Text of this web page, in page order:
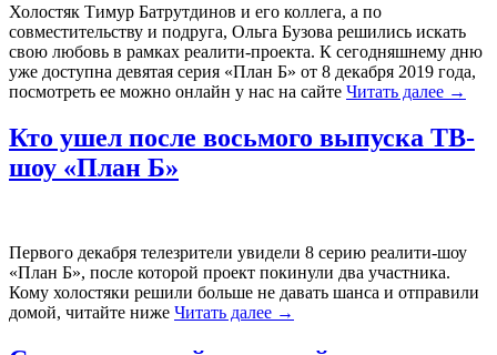
Холостяк Тимур Батрутдинов и его коллега, а по
совместительству и подруга, Ольга Бузова решились искать
свою любовь в рамках реалити-проекта. К сегодняшнему дню
уже доступна девятая серия «План Б» от 8 декабря 2019 года,
посмотреть ее можно онлайн у нас на сайте Читать далее →
Кто ушел после восьмого выпуска ТВ-
шоу «План Б»
Первого декабря телезрители увидели 8 серию реалити-шоу
«План Б», после которой проект покинули два участника.
Кому холостяки решили больше не давать шанса и отправили
домой, читайте ниже Читать далее →